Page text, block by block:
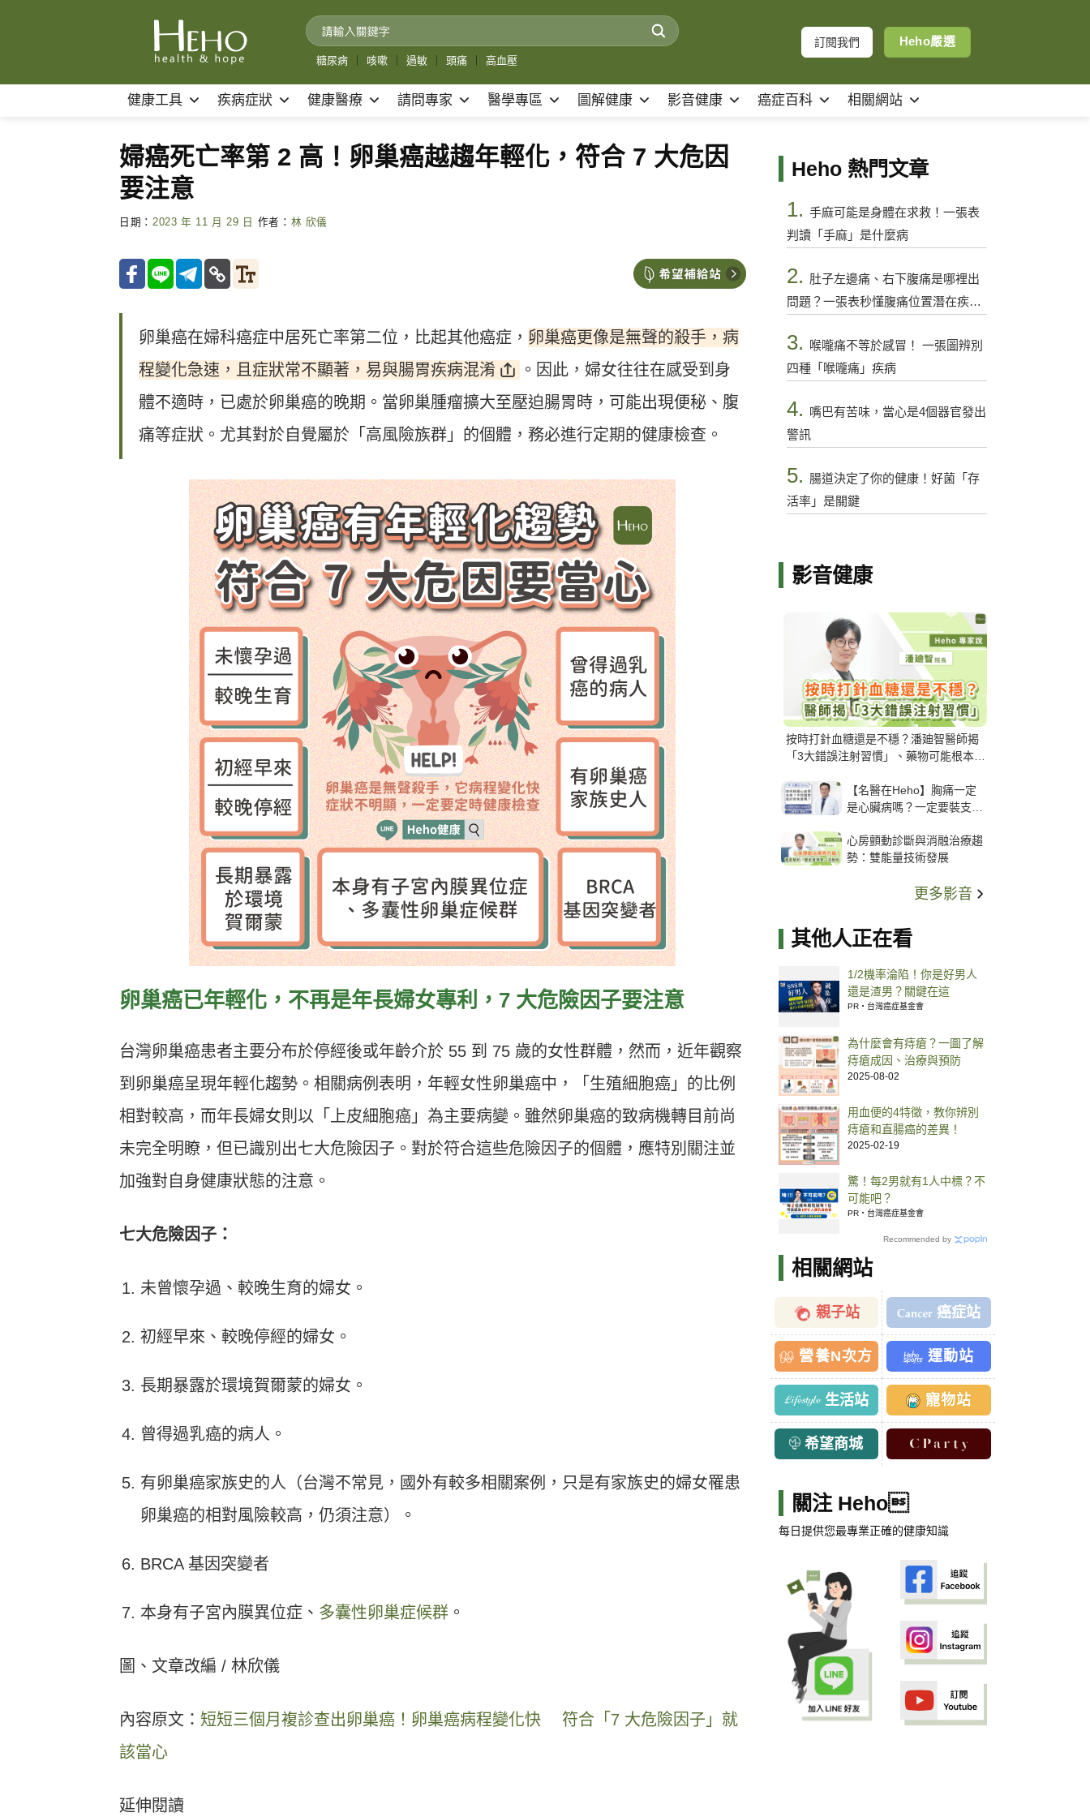
糖尿病 咳嗽 過敏 頭痛 高血壓
訂閱我們 Heho嚴選
健康工具 疾病症狀 健康醫療 請問專家 醫學專區 圖解健康 影音健康 癌症百科 相關網站
婦癌死亡率第 2 高！卵巢癌越趨年輕化，符合 7 大危因
要注意
日期： 2023 年 11 月 29 日 作者： 林 欣儀
卵巢癌在婦科癌症中居死亡率第二位，比起其他癌症， 卵巢癌更像是無聲的殺手，病
程變化急速，且症狀常不顯著，易與腸胃疾病混淆
。因此，婦女往往在感受到身
體不適時，已處於卵巢癌的晚期。當卵巢腫瘤擴大至壓迫腸胃時，可能出現便秘、腹
痛等症狀。尤其對於自覺屬於「高風險族群」的個體，務必進行定期的健康檢查。
卵巢癌已年輕化，不再是年長婦女專利，7 大危險因子要注意
台灣卵巢癌患者主要分布於停經後或年齡介於 55 到 75 歲的女性群體，然而，近年觀察
到卵巢癌呈現年輕化趨勢。相關病例表明，年輕女性卵巢癌中，「生殖細胞癌」的比例
相對較高，而年長婦女則以「上皮細胞癌」為主要病變。雖然卵巢癌的致病機轉目前尚
未完全明瞭，但已識別出七大危險因子。對於符合這些危險因子的個體，應特別關注並
加強對自身健康狀態的注意。
七大危險因子：
未曾懷孕過、較晚生育的婦女。
初經早來、較晚停經的婦女。
長期暴露於環境賀爾蒙的婦女。
曾得過乳癌的病人。
有卵巢癌家族史的人（台灣不常見，國外有較多相關案例，只是有家族史的婦女罹患
卵巢癌的相對風險較高，仍須注意）。
BRCA 基因突變者
本身有子宮內膜異位症、 多囊性卵巢症候群 。
圖、文章改編 / 林欣儀
內容原文： 短短三個月複診查出卵巢癌！卵巢癌病程變化快 符合「7 大危險因子」就
該當心
延伸閱讀
Heho 熱門文章
1. 手麻可能是身體在求救！一張表
判讀「手麻」是什麼病
2. 肚子左邊痛、右下腹痛是哪裡出
問題？一張表秒懂腹痛位置潛在疾病
3.
喉嚨痛不等於感冒！ 一張圖辨別
四種「喉嚨痛」疾病
4. 嘴巴有苦味，當心是4個器官發出
警訊
5. 腸道決定了你的健康！好菌「存
活率」是關鍵
影音健康
按時打針血糖還是不穩？潘廸智醫師揭
「3大錯誤注射習慣」、藥物可能根本沒
【名醫在Heho】胸痛一定
是心臟病嗎？一定要裝支
解析支架種類、風險與選擇
關鍵
心房顫動診斷與消融治療趨
勢：雙能量技術發展
更多影音
其他人正在看
1/2機率淪陷！你是好男人
還是渣男？關鍵在這
PR・台灣癌症基金會
為什麼會有痔瘡？一圖了解
痔瘡成因、治療與預防
2025-08-02
用血便的4特徵，教你辨別
痔瘡和直腸癌的差異！
2025-02-19
驚！每2男就有1人中標？不
可能吧？
PR・台灣癌症基金會
Recommended by
相關網站
親子站 癌症站
營養N次方 運動站
生活站 寵物站
希望商城
關注 Heho
每日提供您最專業正確的健康知識